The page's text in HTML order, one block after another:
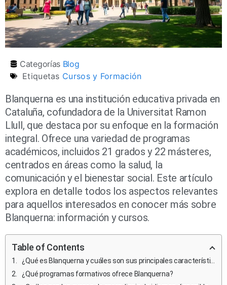
Categorías Blog
Etiquetas Cursos y Formación
Blanquerna es una institución educativa privada en
Cataluña, cofundadora de la Universitat Ramon
Llull, que destaca por su enfoque en la formación
integral. Ofrece una variedad de programas
académicos, incluidos 21 grados y 22 másteres,
centrados en áreas como la salud, la
comunicación y el bienestar social. Este artículo
explora en detalle todos los aspectos relevantes
para aquellos interesados en conocer más sobre
Blanquerna: información y cursos.
Table of Contents
¿Qué es Blanquerna y cuáles son sus principales características?
¿Qué programas formativos ofrece Blanquerna?